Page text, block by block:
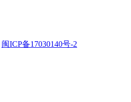
闽ICP备17030140号-2